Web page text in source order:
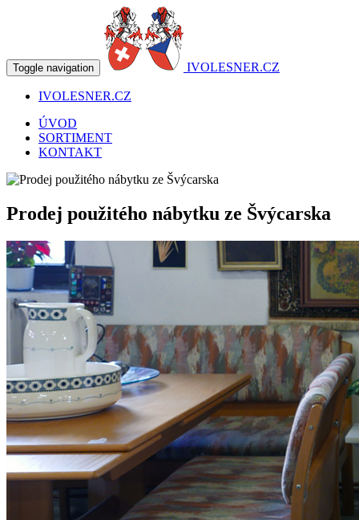
Toggle navigation IVOLESNER.CZ
IVOLESNER.CZ
ÚVOD
SORTIMENT
KONTAKT
Prodej použitého nábytku ze Švýcarska